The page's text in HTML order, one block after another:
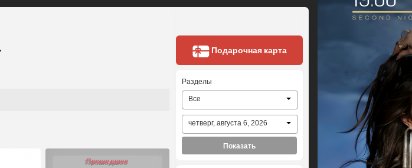
Прошедшее
Подарочная карта
Разделы
Все
четверг, августа 6, 2026
Показать